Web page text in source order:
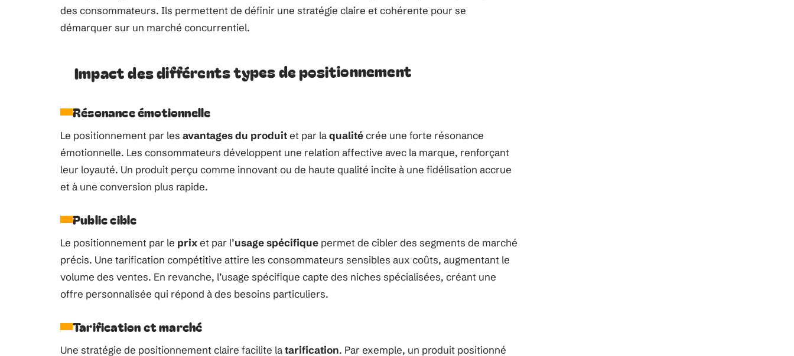
des consommateurs. Ils permettent de définir une stratégie claire et cohérente pour se
démarquer sur un marché concurrentiel.
Impact des différents types de positionnement
Résonance émotionnelle
Le positionnement par les avantages du produitet par laqualitécrée une forte résonance
émotionnelle. Les consommateurs développent une relation affective avec la marque, renforçant
leur loyauté. Un produit perçu comme innovant ou de haute qualité incite à une fidélisation accrue
et à une conversion plus rapide.
Public cible
Le positionnement par le prixet par l’usage spécifique permet de cibler des segments de marché
précis. Une tarification compétitive attire les consommateurs sensibles aux coûts, augmentant le
volume des ventes. En revanche, l’usage spécifique capte des niches spécialisées, créant une
offre personnalisée qui répond à des besoins particuliers.
Tarification et marché
Une stratégie de positionnement claire facilite latarification. Par exemple, un produit positionné